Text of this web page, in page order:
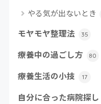
やる気が出ないとき
モヤモヤ整理法 35
療養中の過ごし方 80
療養生活の小技 17
自分に合った病院探し